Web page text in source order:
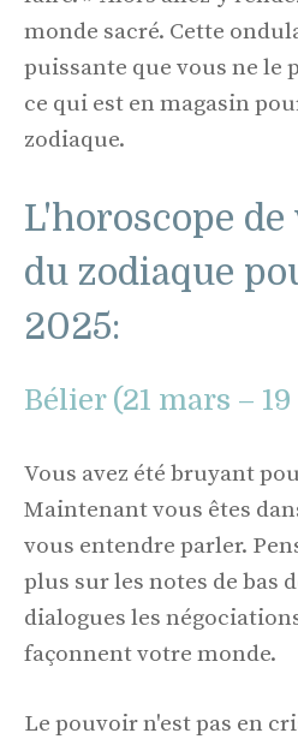
monde sacré. Cette
puissante que vous ne le
ce qui est en magasin
zodiaque.
L'horoscope
du zodiaque
2025:
Bélier (21 mars –
Vous avez été bruyant
Maintenant vous êtes
vous entendre parler.
plus sur les notes de bas
dialogues les
façonnent votre monde.
Le pouvoir n'est pas en